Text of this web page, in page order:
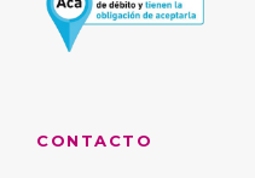
CONTACTO